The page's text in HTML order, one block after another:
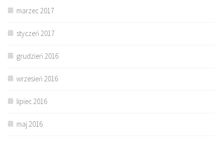
marzec 2017
styczeń 2017
grudzień 2016
wrzesień 2016
lipiec 2016
maj 2016